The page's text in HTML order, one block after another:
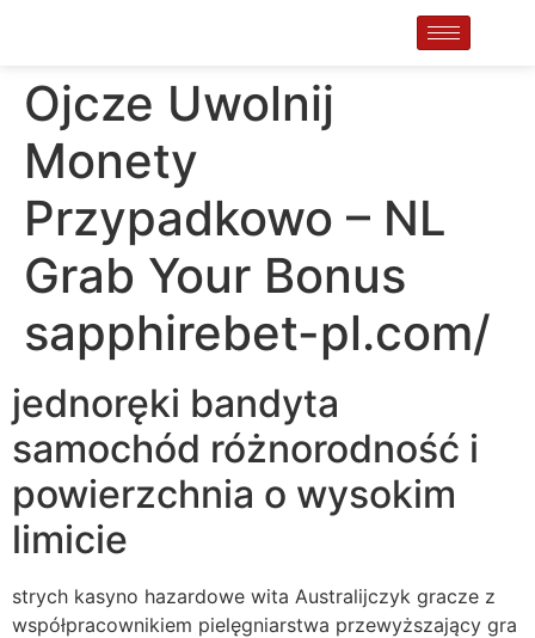
Ojcze Uwolnij
Monety
Przypadkowo – NL
Grab Your Bonus
sapphirebet-pl.com/
jednoręki bandyta
samochód różnorodność i
powierzchnia o wysokim
limicie
strych kasyno hazardowe wita Australijczyk gracze z
współpracownikiem pielęgniarstwa przewyższający gra